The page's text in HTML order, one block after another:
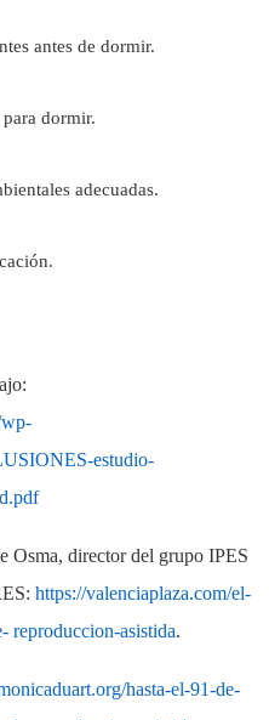
antes de dormir.
dormir.
adecuadas.
estudio-
Osma, director del grupo IPES
https://valenciaplaza.com/el-
reproduccion-asistida.
hasta-el-91-de-